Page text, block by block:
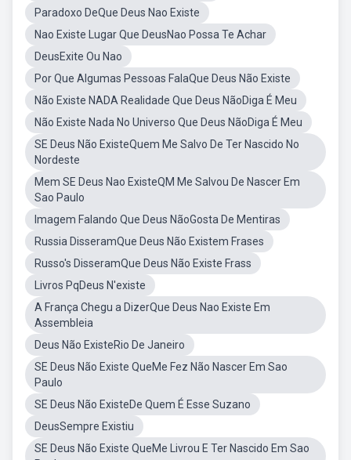
Paradoxo DeQue Deus Nao Existe
Nao Existe Lugar Que DeusNao Possa Te Achar
DeusExite Ou Nao
Por Que Algumas Pessoas FalaQue Deus Não Existe
Não Existe NADA Realidade Que Deus NãoDiga É Meu
Não Existe Nada No Universo Que Deus NãoDiga É Meu
SE Deus Não ExisteQuem Me Salvo De Ter Nascido No
Nordeste
Mem SE Deus Nao ExisteQM Me Salvou De Nascer Em
Sao Paulo
Imagem Falando Que Deus NãoGosta De Mentiras
Russia DisseramQue Deus Não Existem Frases
Russo's DisseramQue Deus Não Existe Frass
Livros PqDeus N'existe
A França Chegu a DizerQue Deus Nao Existe Em
Assembleia
Deus Não ExisteRio De Janeiro
SE Deus Não Existe QueMe Fez Não Nascer Em Sao
Paulo
SE Deus Não ExisteDe Quem É Esse Suzano
DeusSempre Existiu
SE Deus Não Existe QueMe Livrou E Ter Nascido Em Sao